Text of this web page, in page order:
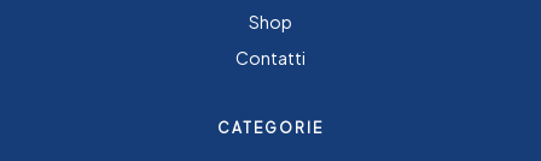
Shop
Contatti
CATEGORIE